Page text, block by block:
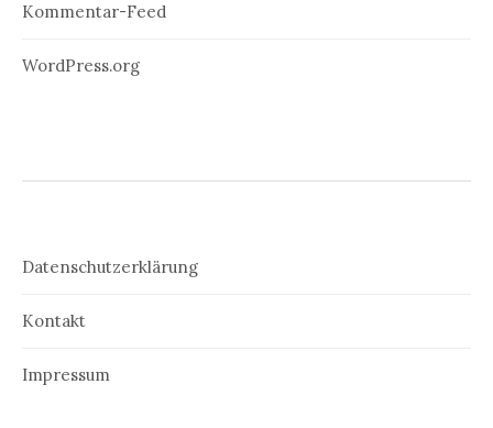
Kommentar-Feed
WordPress.org
Datenschutzerklärung
Kontakt
Impressum